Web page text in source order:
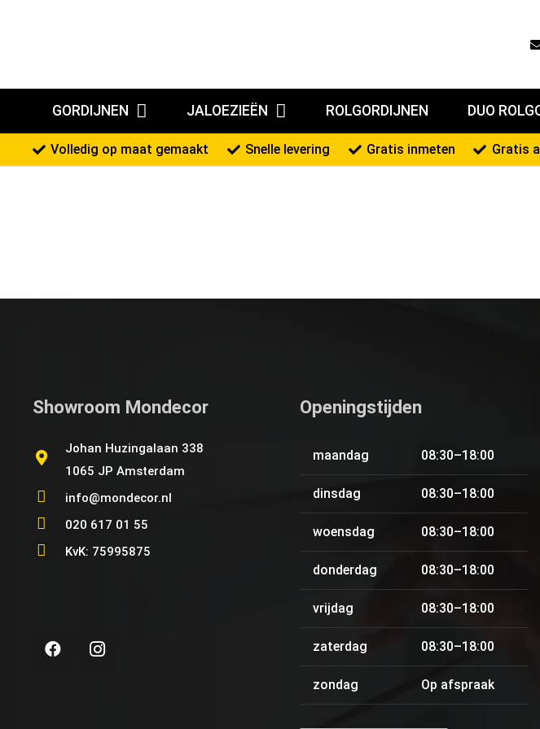
GORDIJNEN JALOEZIEËN ROLGORDIJNEN DUO
Volledig op maat gemaakt Snelle levering Gratis inmeten Gratis
Showroom Mondecor
Johan Huzingalaan 338
1065 JP Amsterdam
info@mondecor.nl
020 617 01 55
KvK: 75995875
Openingstijden
maandag 08:30–18:00
dinsdag 08:30–18:00
woensdag 08:30–18:00
donderdag 08:30–18:00
vrijdag 08:30–18:00
zaterdag 08:30–18:00
zondag Op afspraak